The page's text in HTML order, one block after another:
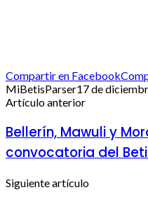
Compartir en Facebook
MiBetisParser17 de
Artículo anterior
Bellerín, Mawuli y
convocatoria del
Siguiente artículo